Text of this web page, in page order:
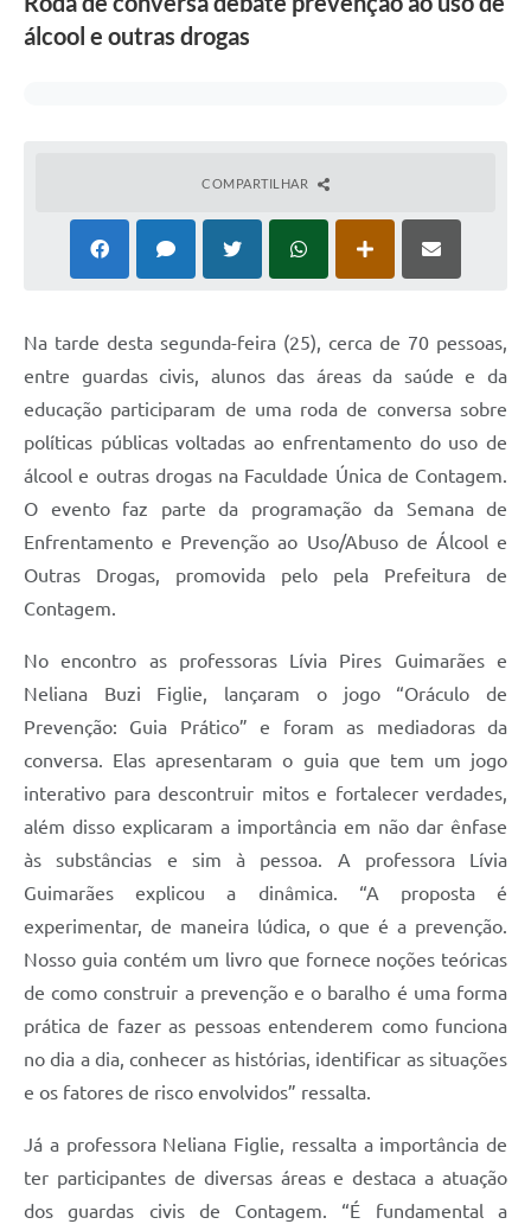
álcool e outras drogas
COMPARTILHAR
Na tarde desta segunda-feira (25), cerca de 70 pessoas,
entre guardas civis, alunos das áreas da saúde e da
educação participaram de uma roda de conversa sobre
políticas públicas voltadas ao enfrentamento do uso de
álcool e outras drogas na Faculdade Única de Contagem.
O evento faz parte da programação da Semana de
Enfrentamento e Prevenção ao Uso/Abuso de Álcool e
Outras Drogas, promovida pelo pela Prefeitura de
Contagem.
No encontro as professoras Lívia Pires Guimarães e
Neliana Buzi Figlie, lançaram o jogo “Oráculo de
Prevenção: Guia Prático” e foram as mediadoras da
conversa. Elas apresentaram o guia que tem um jogo
interativo para descontruir mitos e fortalecer verdades,
além disso explicaram a importância em não dar ênfase
às substâncias e sim à pessoa. A professora Lívia
Guimarães explicou a dinâmica. “A proposta é
experimentar, de maneira lúdica, o que é a prevenção.
Nosso guia contém um livro que fornece noções teóricas
de como construir a prevenção e o baralho é uma forma
prática de fazer as pessoas entenderem como funciona
no dia a dia, conhecer as histórias, identificar as situações
e os fatores de risco envolvidos” ressalta.
Já a professora Neliana Figlie, ressalta a importância de
ter participantes de diversas áreas e destaca a atuação
dos guardas civis de Contagem. “É fundamental a